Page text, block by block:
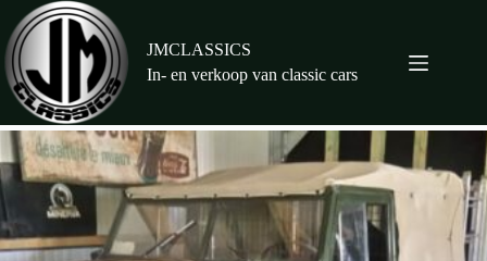
naar
de
inhoud
JMCLASSICS
In- en verkoop van classic cars